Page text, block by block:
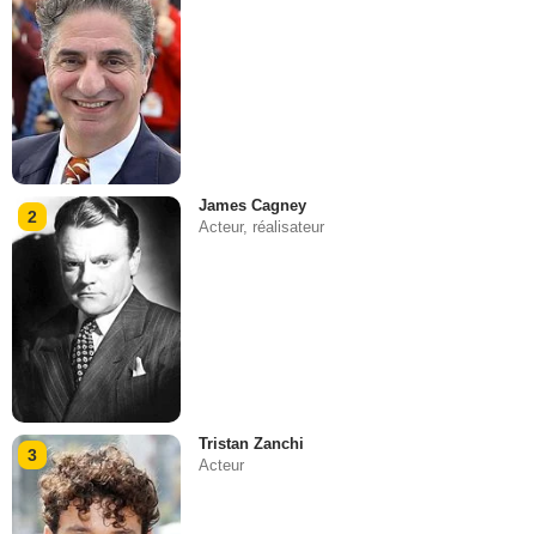
2
James Cagney
Acteur, réalisateur
3
Tristan Zanchi
Acteur